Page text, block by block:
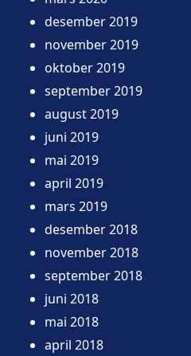
desember 2019
november 2019
oktober 2019
september 2019
august 2019
juni 2019
mai 2019
april 2019
mars 2019
desember 2018
november 2018
september 2018
juni 2018
mai 2018
april 2018